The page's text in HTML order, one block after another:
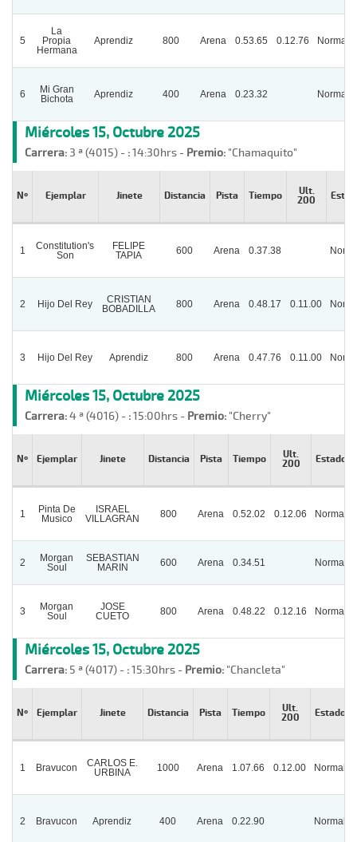
5
La
Propia
Hermana
Aprendiz 800 Arena 0.53.65 0.12.76 Normal
6
Mi Gran
Bichota
Aprendiz 400 Arena 0.23.32 Normal
Miércoles 15, Octubre 2025
Carrera:3 ª (4015) - :14:30hrs - Premio: "Chamaquito"
Nº Ejemplar Jinete Distancia Pista Tiempo
Ult.
200
1
Constitution's
Son
FELIPE
TAPIA
600 Arena 0.37.38
2 Hijo Del Rey
CRISTIAN
BOBADILLA
800 Arena 0.48.17 0.11.00
3 Hijo Del Rey Aprendiz 800 Arena 0.47.76 0.11.00
Miércoles 15, Octubre 2025
Carrera:4 ª (4016) - :15:00hrs - Premio: "Cherry"
Nº Ejemplar Jinete Distancia Pista Tiempo
Ult.
200
Estado
1
Pinta De
Musico
ISRAEL
VILLAGRAN
800 Arena 0.52.02 0.12.06 Normal
2
Morgan
Soul
SEBASTIAN
MARIN
600 Arena 0.34.51 Normal
3
Morgan
Soul
JOSE
CUETO
800 Arena 0.48.22 0.12.16 Normal
Miércoles 15, Octubre 2025
Carrera:5 ª (4017) - :15:30hrs - Premio: "Chancleta"
Nº Ejemplar Jinete Distancia Pista Tiempo
Ult.
200
Estado
1 Bravucon
CARLOS E.
URBINA
1000 Arena 1.07.66 0.12.00 Normal
2 Bravucon Aprendiz 400 Arena 0.22.90 Normal